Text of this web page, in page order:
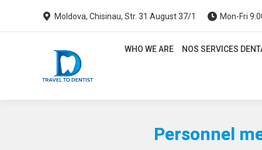
Moldova, Chisinau, Str. 31 August 37/1 Mon-Fri
WHO WE ARE NOS SERVICES
Personnel
WHO WE ARE NOS SERVICES